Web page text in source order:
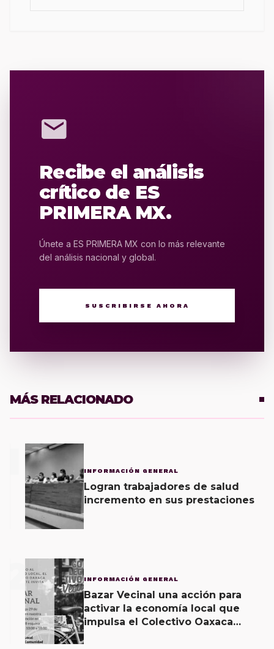
mail
Recibe el análisis
crítico de ES
PRIMERA MX.
Únete a ES PRIMERA MX con lo más relevante
del análisis nacional y global.
SUSCRIBIRSE AHORA
MÁS RELACIONADO
INFORMACIÓN GENERAL
Logran trabajadores de salud
incremento en sus prestaciones
2 INFORMACIÓN GENERAL
Bazar Vecinal una acción para
activar la economía local que
impulsa el Colectivo Oaxaca